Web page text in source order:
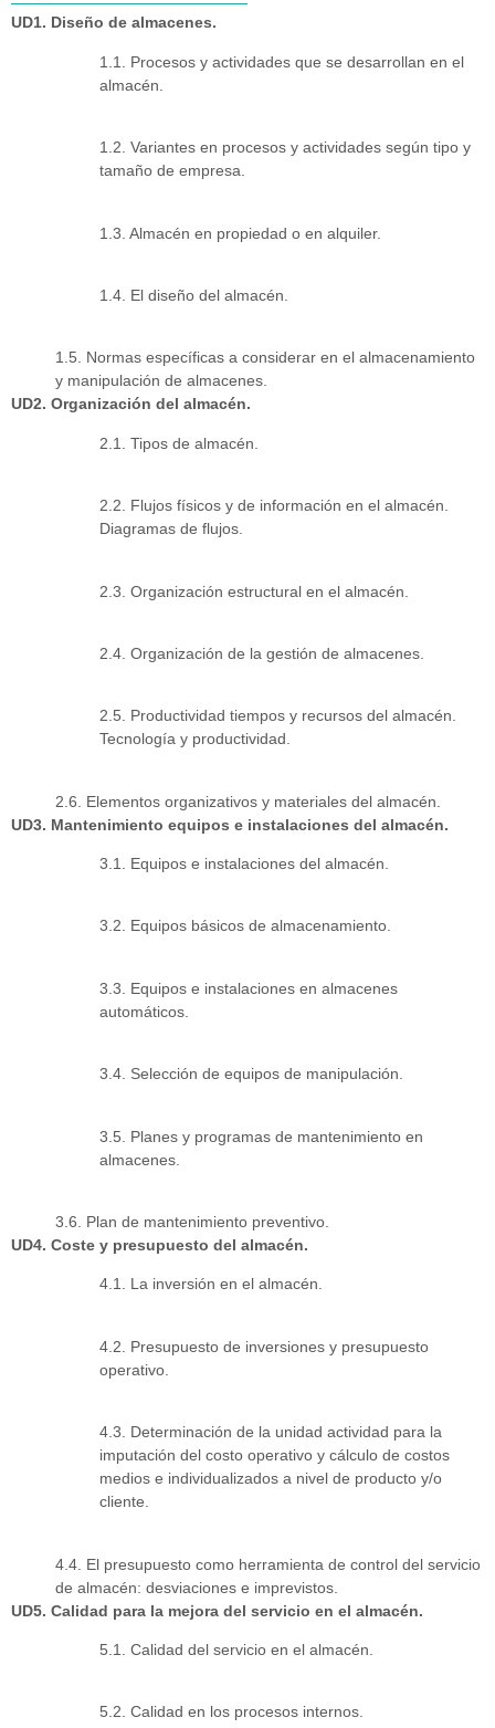
UD1. Diseño de almacenes.
1.1. Procesos y actividades que se desarrollan en el
almacén.
1.2. Variantes en procesos y actividades según tipo y
tamaño de empresa.
1.3. Almacén en propiedad o en alquiler.
1.4. El diseño del almacén.
1.5. Normas específicas a considerar en el almacenamiento
y manipulación de almacenes.
UD2. Organización del almacén.
2.1. Tipos de almacén.
2.2. Flujos físicos y de información en el almacén.
Diagramas de flujos.
2.3. Organización estructural en el almacén.
2.4. Organización de la gestión de almacenes.
2.5. Productividad tiempos y recursos del almacén.
Tecnología y productividad.
2.6. Elementos organizativos y materiales del almacén.
UD3. Mantenimiento equipos e instalaciones del almacén.
3.1. Equipos e instalaciones del almacén.
3.2. Equipos básicos de almacenamiento.
3.3. Equipos e instalaciones en almacenes
automáticos.
3.4. Selección de equipos de manipulación.
3.5. Planes y programas de mantenimiento en
almacenes.
3.6. Plan de mantenimiento preventivo.
UD4. Coste y presupuesto del almacén.
4.1. La inversión en el almacén.
4.2. Presupuesto de inversiones y presupuesto
operativo.
4.3. Determinación de la unidad actividad para la
imputación del costo operativo y cálculo de costos
medios e individualizados a nivel de producto y/o
cliente.
4.4. El presupuesto como herramienta de control del servicio
de almacén: desviaciones e imprevistos.
UD5. Calidad para la mejora del servicio en el almacén.
5.1. Calidad del servicio en el almacén.
5.2. Calidad en los procesos internos.